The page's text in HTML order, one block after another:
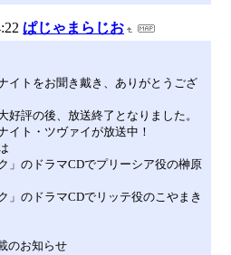
ぱじゃまらじお
イトをお聞き戴き、ありがとうござ
好評の後、放送終了となりました。
イト・ツヴァイが放送中！
」のドラマCDでプリーシア役の榊原
」のドラマCDでリッテ役のこやまき
のお知らせ